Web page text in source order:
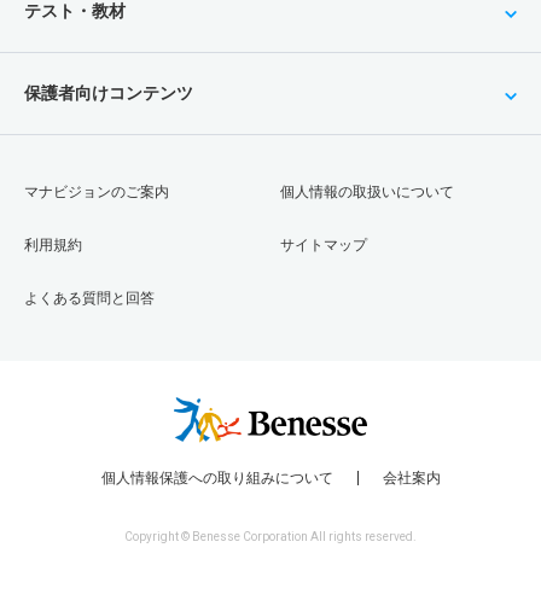
テスト・教材
保護者向けコンテンツ
マナビジョンのご案内
利用規約
よくある質問と回答
個人情報の取扱いについて
サイトマップ
個人情報保護への取り組みについて 会社案内
Copyright © Benesse Corporation All rights reserved.